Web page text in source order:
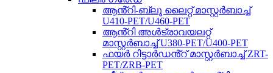
ആൻ്റി-ബ്ലൂ ലൈറ്റ് മാസ്റ്റർബാച്ച്
U410-PET/U460-PET
ആൻ്റി അൾട്രാവയലറ്റ്
മാസ്റ്റർബാച്ച് U380-PET/U400-PET
ഫയർ റിട്ടാർഡൻ്റ് മാസ്റ്റർബാച്ച് ZRT-
PET/ZRB-PET